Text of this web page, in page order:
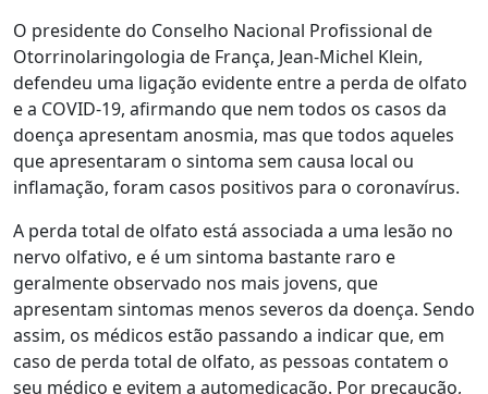
O presidente do Conselho Nacional Profissional de
Otorrinolaringologia de França, Jean-Michel Klein,
defendeu uma ligação evidente entre a perda de olfato
e a COVID-19, afirmando que nem todos os casos da
doença apresentam anosmia, mas que todos aqueles
que apresentaram o sintoma sem causa local ou
inflamação, foram casos positivos para o coronavírus.
A perda total de olfato está associada a uma lesão no
nervo olfativo, e é um sintoma bastante raro e
geralmente observado nos mais jovens, que
apresentam sintomas menos severos da doença. Sendo
assim, os médicos estão passando a indicar que, em
caso de perda total de olfato, as pessoas contatem o
seu médico e evitem a automedicação. Por precaução,